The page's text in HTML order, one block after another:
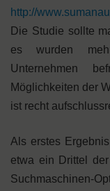
http://
Die Studie sollte
es wurden
Unternehmen
Möglichkeiten der
ist recht
Als erstes
etwa ein Drittel
Suchmaschinen-